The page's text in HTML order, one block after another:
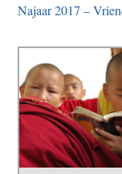
Najaar 2017 –